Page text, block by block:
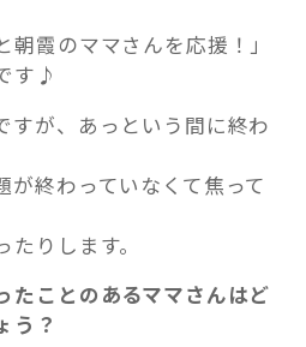
し 住み替え相談
朝霞のママさんを応援！」
す♪
すが、あっという間に終わ
が終わっていなくて焦って
りします。
たことのあるママさんはど
う？